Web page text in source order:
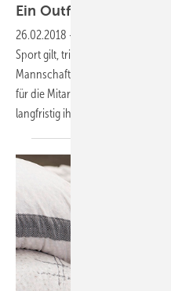
Ein Outfit für
26.02.2018 -
Sport gilt, trifft auch auf Betriebe
Mannschaftstrikot. Bei der
für die Mitarbeiter sind einige
langfristig ihren Zweck